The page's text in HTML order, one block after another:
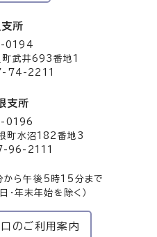
所
0194
町武井693番地1
74-2211
支所
0196
町水沼182番地3
96-2111
から午後5時15分まで
・年末年始を除く）
のご利用案内